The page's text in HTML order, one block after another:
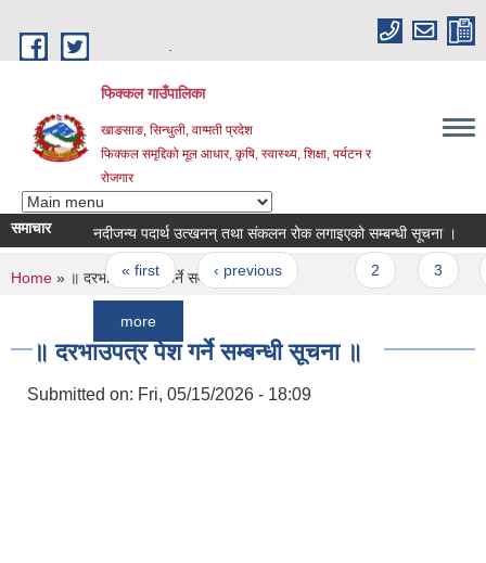
फिक्कल गाउँपालिका
खाङसाङ, सिन्धुली, वाग्मती प्रदेश
फिक्कल समृद्दिको मूल आधार, कृषि, स्वास्थ्य, शिक्षा, पर्यटन र
रोजगार
समाचारनदीजन्य पदार्थ उत्खनन् तथा संकलन रोक लगाइएको सम्बन्धी सूचना ।
Pages
« first ‹ previous …
You are here
Home » ॥ दरभाउपत्र पेश गर्ने सम्बन्धी सूचना ॥
॥ दरभाउपत्र पेश गर्ने सम्बन्धी सूचना ॥
Submitted on: Fri, 05/15/2026 - 18:09